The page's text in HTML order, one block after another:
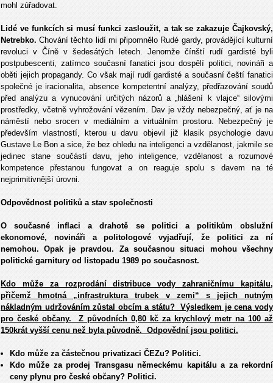
mohl zúřadovat.
Lidé ve funkcích si musí funkci zasloužit, a tak se zakazuje Čajkovský,
Netrebko. Chování těchto lidí mi připomnělo Rudé gardy, provádějící kulturní
revoluci v Číně v šedesátých letech. Jenomže čínští rudí gardisté byli
postpubescenti, zatímco současní fanatici jsou dospělí politici, novináři a
oběti jejich propagandy. Co však mají rudí gardisté a současní čeští fanatici
společné je iracionalita, absence kompetentní analýzy, předřazování soudů
před analýzu a vynucování určitých názorů a „hlášení k vlajce“ silovými
prostředky, včetně vyhrožování vězením. Dav je vždy nebezpečný, ať je na
náměstí nebo srocen v mediálním a virtuálním prostoru. Nebezpečný je
především vlastností, kterou u davu objevil již klasik psychologie davu
Gustave Le Bon a sice, že bez ohledu na inteligenci a vzdělanost, jakmile se
jedinec stane součástí davu, jeho inteligence, vzdělanost a rozumové
kompetence přestanou fungovat a on reaguje spolu s davem na té
nejprimitivnější úrovni.
Odpovědnost politiků a stav společnosti
O současné inflaci a drahotě se politici a politikům obslužní
ekonomové, novináři a politologové vyjadřují, že politici za ní
nemohou. Opak je pravdou. Za současnou situaci mohou všechny
politické garnitury od listopadu 1989 po současnost.
Kdo může za rozprodání distribuce vody zahraničnímu kapitálu,
přičemž hmotná „infrastruktura trubek v zemi“ s jejich nutným
nákladným udržováním zůstal obcím a státu? Výsledkem je cena vody
pro české občany. Z původních 0,80 kč za krychlový metr na 100 až
150krát vyšší cenu než byla původně. Odpovědní jsou politici.
Kdo může za částečnou privatizaci ČEZu? Politici.
Kdo může za prodej Transgasu německému kapitálu a za rekordní
ceny plynu pro české občany? Politici.